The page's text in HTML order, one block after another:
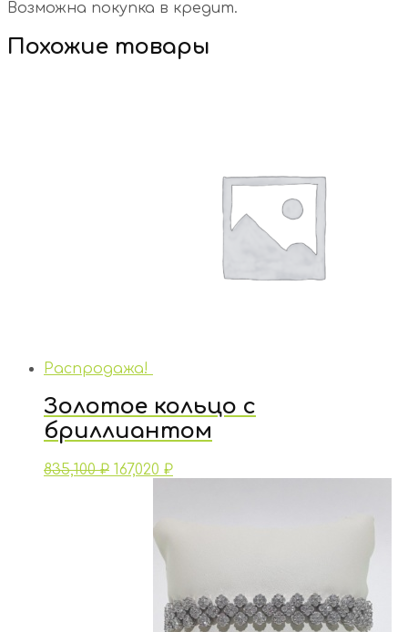
Возможна покупка в кредит.
Похожие товары
Распродажа!
Золотое кольцо с
бриллиантом
835,100₽ 167,020 ₽